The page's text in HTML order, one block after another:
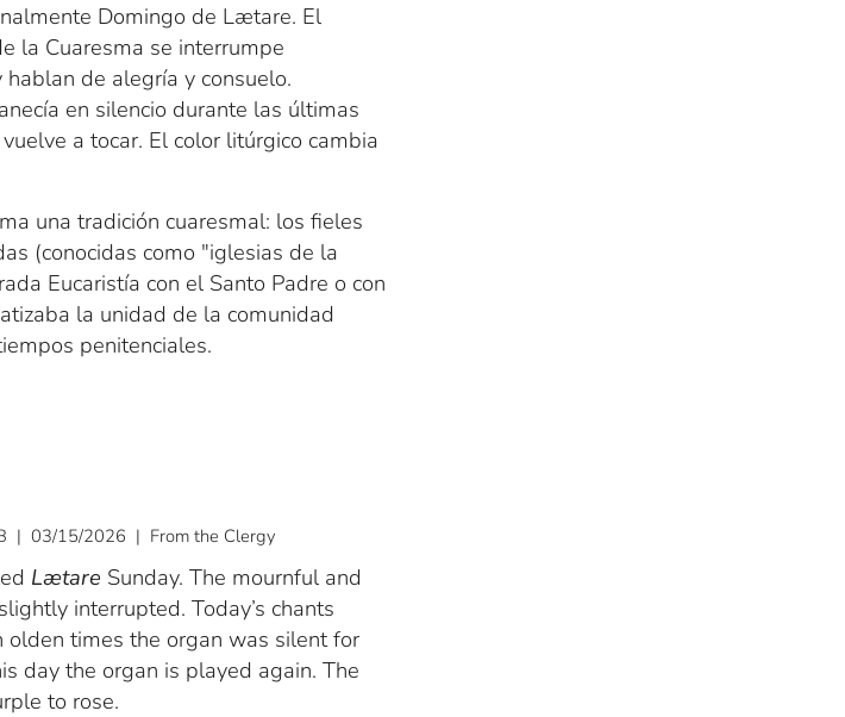
Domingo de Lætare. El
la Cuaresma se interrumpe
de alegría y consuelo.
en silencio durante las últimas
a tocar. El color litúrgico cambia
una tradición cuaresmal: los fieles
(conocidas como "iglesias de la
Eucaristía con el Santo Padre o con
la unidad de la comunidad
penitenciales.
| 03/15/2026 | From the Clergy
Lætare Sunday. The mournful and
interrupted. Today’s chants
olden times the organ was silent for
day the organ is played again. The
to rose.